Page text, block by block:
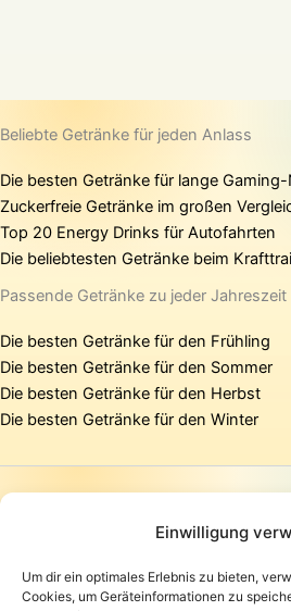
Einwilligung
Um dir ein optimales Erlebnis zu bieten,
Cookies, um Geräteinformationen zu
Beliebte Getränke für jeden Anlass
Die besten Getränke für lange
Zuckerfreie Getränke im großen
Top 20 Energy Drinks für Autofahrten
Die beliebtesten Getränke beim
Passende Getränke zu jeder Jahreszeit
Die besten Getränke für den Frühling
Die besten Getränke für den Sommer
Die besten Getränke für den Herbst
Die besten Getränke für den Winter
Presse
AGB